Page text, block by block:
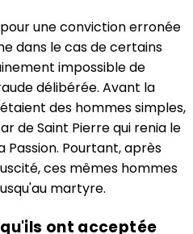
une conviction erronée
dans le cas de certains
impossible de
délibérée. Avant la
des hommes simples,
de Saint Pierre qui renia le
Pourtant, après
ces mêmes hommes
martyre.
ont acceptée